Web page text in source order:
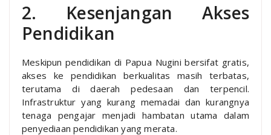
2. Kesenjangan Akses
Pendidikan
Meskipun pendidikan di Papua Nugini bersifat gratis,
akses ke pendidikan berkualitas masih terbatas,
terutama di daerah pedesaan dan terpencil.
Infrastruktur yang kurang memadai dan kurangnya
tenaga pengajar menjadi hambatan utama dalam
penyediaan pendidikan yang merata.